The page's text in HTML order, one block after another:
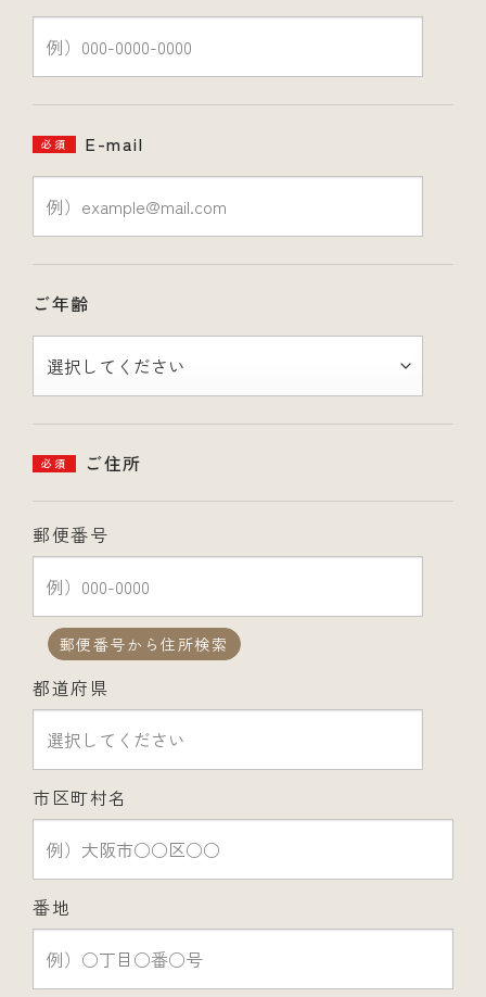
E-mail
必須
ご年齢
ご住所
必須
郵便番号
郵便番号から住所検索
都道府県
市区町村名
番地